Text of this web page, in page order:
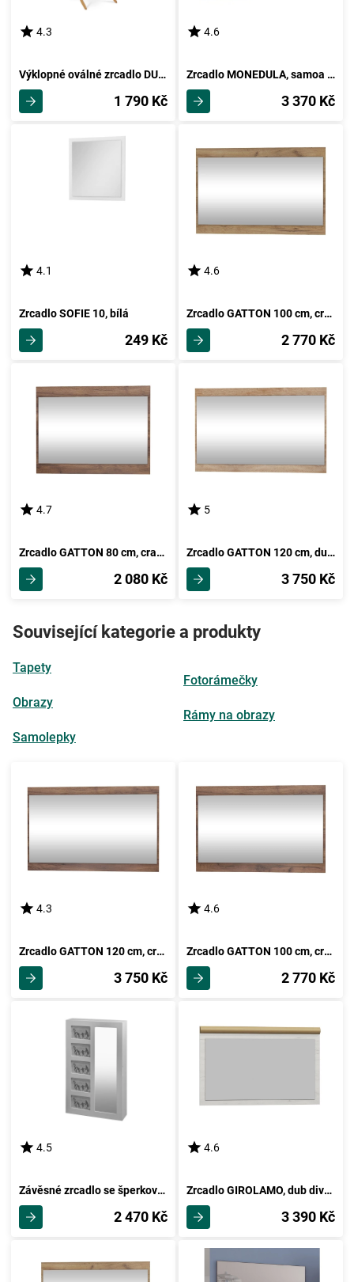
4.3
Výklopné oválné zrcadlo DUMAI, dub
1 790 Kč
4.6
Zrcadlo MONEDULA, samoa king
3 370 Kč
4.1
Zrcadlo SOFIE 10, bílá
249 Kč
4.6
Zrcadlo GATTON 100 cm, craft zlatý, 5 let záruka
2 770 Kč
4.7
Zrcadlo GATTON 80 cm, craft tobaco, 5 let záruka
2 080 Kč
5
Zrcadlo GATTON 120 cm, dub sonoma, 5 let záruka
3 750 Kč
Související kategorie a produkty
Tapety
Obrazy
Samolepky
Fotorámečky
Rámy na obrazy
4.3
Zrcadlo GATTON 120 cm, craft tobaco, 5 let záruka
3 750 Kč
4.6
Zrcadlo GATTON 100 cm, craft tobaco, 5 let záruka
2 770 Kč
4.5
Závěsné zrcadlo se šperkovnicí JERAI, bílá
2 470 Kč
4.6
Zrcadlo GIROLAMO, dub divoký/jasan bílý
3 390 Kč